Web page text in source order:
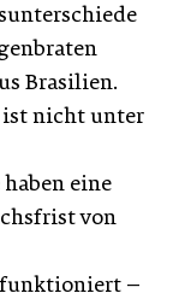
Brasilien.
ist nicht unter
eine
von
–